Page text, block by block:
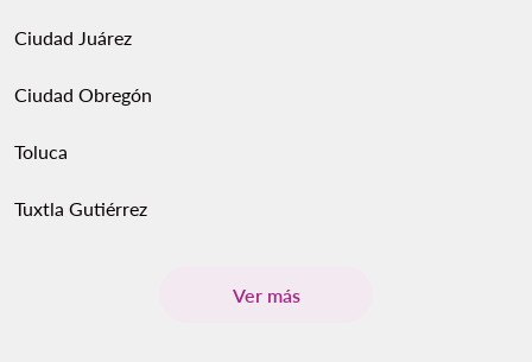
Ciudad Juárez
Ciudad Obregón
Toluca
Tuxtla Gutiérrez
Ver más